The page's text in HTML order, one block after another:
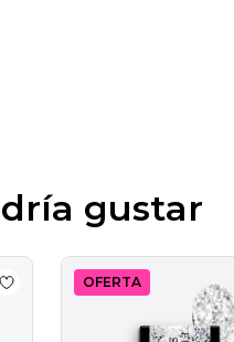
gustar
Add to wishlist Esmalte
OFERTA